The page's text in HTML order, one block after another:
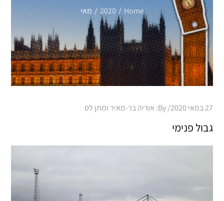
Home
2020 מאי
Posted
27 במאי 2020 By: אוריה בר-מאיר ומתן לס
גבול פנימי